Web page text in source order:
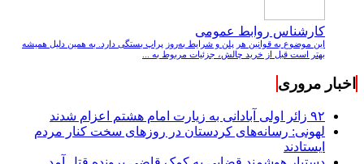
کارشناس روابط عمومی
این موضوع به قوانین هر پلن و شرایط به‌روز پراپ بستگی دارد. به همین دلیل همیشه
بهتر است قبل از خرید چالش، جزئیات مربوط به ...
اخبار مروری
۹۲ زائر اولی آبادانی به زیارت امام هشتم اعزام شدند
لهونی: رسانه‌های کردستان در روزهای سخت کنار مردم
ایستادند